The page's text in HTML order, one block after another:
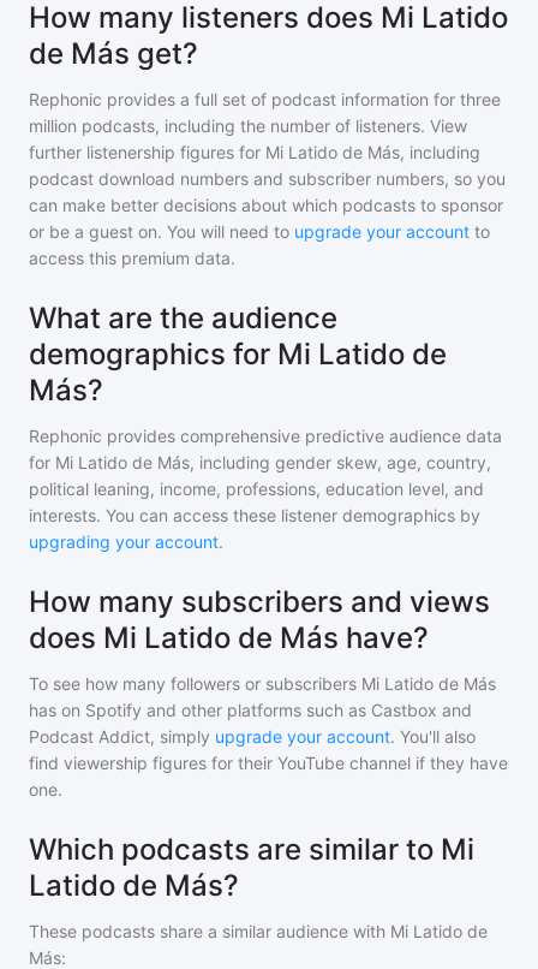
How many listeners does Mi Latido
de Más get?
Rephonic provides a full set of podcast information for three
million podcasts, including the number of listeners. View
further listenership figures for Mi Latido de Más, including
podcast download numbers and subscriber numbers, so you
can make better decisions about which podcasts to sponsor
or be a guest on. You will need to upgrade your account to
access this premium data.
What are the audience
demographics for Mi Latido de
Más?
Rephonic provides comprehensive predictive audience data
for Mi Latido de Más, including gender skew, age, country,
political leaning, income, professions, education level, and
interests. You can access these listener demographics by
upgrading your account.
How many subscribers and views
does Mi Latido de Más have?
To see how many followers or subscribers Mi Latido de Más
has on Spotify and other platforms such as Castbox and
Podcast Addict, simply upgrade your account. You'll also
find viewership figures for their YouTube channel if they have
one.
Which podcasts are similar to Mi
Latido de Más?
These podcasts share a similar audience with Mi Latido de
Más: